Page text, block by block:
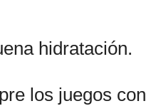
hidratación.
los juegos con